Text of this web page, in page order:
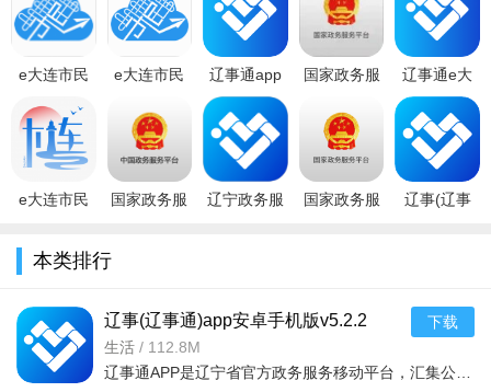
和业务协同，力求通过便民服务的规范、高效运行、提升辽宁省
e大连市民
版下载安卓
版v2.3.4 安
卓
e大连市民
平台v2.3.0
安卓版
辽事通app
官方下载
2026最新版
v5.2.2 2026
手
国家政务服
出生医学证
明办理查询
辽事通e大
连app下载
2026安卓版
v5.2.2-2026
手
e大连市民
v2.3.8安卓
国家政务服
辽宁政务服
国家政务服
辽事(辽事
本类排行
辽事(辽事通)app安卓手机版v5.2.2
2026政务版
生活 / 112.8M
下载